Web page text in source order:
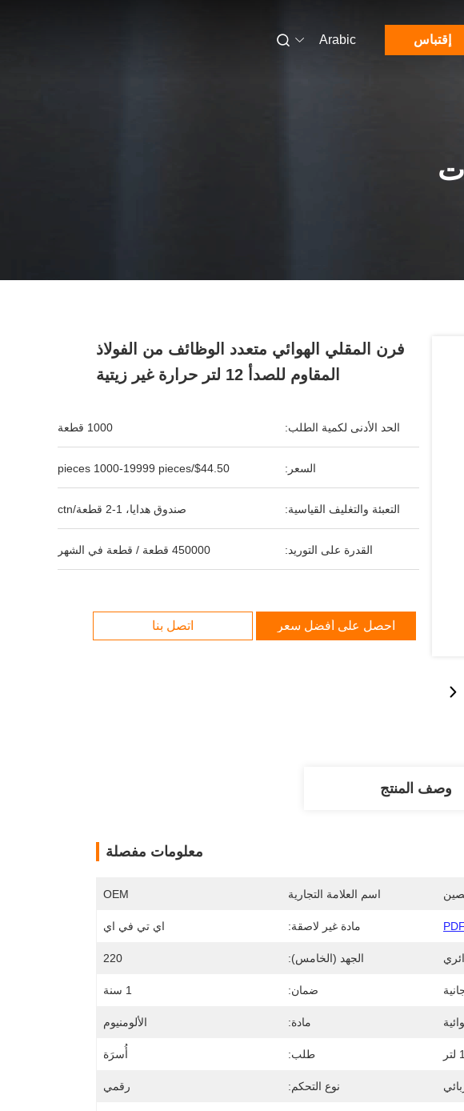
إقتباس Arabic
فرن المقلي الهوائي متعدد الوظائف من الفولاذ
المقاوم للصدأ 12 لتر حرارة غير زيتية
الحد الأدنى لكمية الطلب: 1000 قطعة
السعر: $44.50/pieces 1000-19999 pieces
التعبئة والتغليف القياسية: صندوق هدايا، 1-2 قطعة/ctn
القدرة على التوريد: 450000 قطعة / قطعة في الشهر
احصل على أفضل سعر اتصل بنا
وصف المنتج
معلومات مفصلة
اسم العلامة التجارية OEM
مادة غير لاصقة: اي تي في اي
الجهد (الخامس): 220
ضمان: 1 سنة
مادة: الألومنيوم
طلب: أُسرَة
نوع التحكم: رقمي